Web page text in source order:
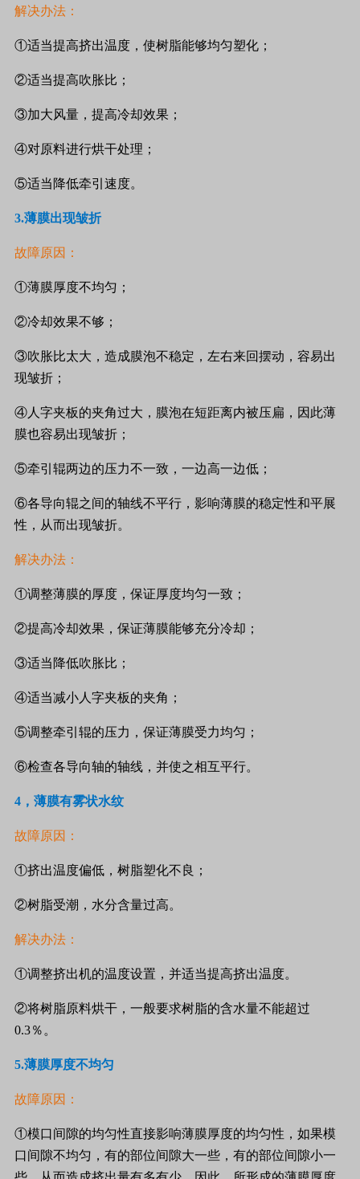
解决办法：
①适当提高挤出温度，使树脂能够均匀塑化；
②适当提高吹胀比；
③加大风量，提高冷却效果；
④对原料进行烘干处理；
⑤适当降低牵引速度。
3.薄膜出现皱折
故障原因：
①薄膜厚度不均匀；
②冷却效果不够；
③吹胀比太大，造成膜泡不稳定，左右来回摆动，容易出
现皱折；
④人字夹板的夹角过大，膜泡在短距离内被压扁，因此薄
膜也容易出现皱折；
⑤牵引辊两边的压力不一致，一边高一边低；
⑥各导向辊之间的轴线不平行，影响薄膜的稳定性和平展
性，从而出现皱折。
解决办法：
①调整薄膜的厚度，保证厚度均匀一致；
②提高冷却效果，保证薄膜能够充分冷却；
③适当降低吹胀比；
④适当减小人字夹板的夹角；
⑤调整牵引辊的压力，保证薄膜受力均匀；
⑥检查各导向轴的轴线，并使之相互平行。
4 ，薄膜有雾状水纹
故障原因：
①挤出温度偏低，树脂塑化不良；
②树脂受潮，水分含量过高。
解决办法：
①调整挤出机的温度设置，并适当提高挤出温度。
②将树脂原料烘干，一般要求树脂的含水量不能超过
0.3％。
5.薄膜厚度不均匀
故障原因：
①模口间隙的均匀性直接影响薄膜厚度的均匀性，如果模
口间隙不均匀，有的部位间隙大一些，有的部位间隙小一